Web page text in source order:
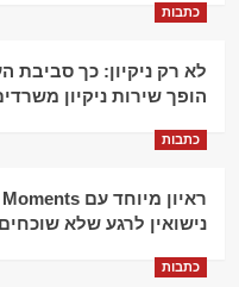
כתבות
לא רק ניקיון: כך
הופך שירות ניקיון
כתבות
נישואין לרגע שלא
כתבות